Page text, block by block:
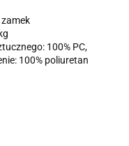
100% PC,
100% poliuretan